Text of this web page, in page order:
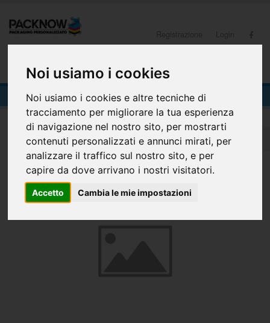
Noi usiamo i cookies
Noi usiamo i cookies e altre tecniche di
tracciamento per migliorare la tua esperienza
di navigazione nel nostro sito, per mostrarti
contenuti personalizzati e annunci mirati, per
analizzare il traffico sul nostro sito, e per
capire da dove arrivano i nostri visitatori.
Accetto Cambia le mie impostazioni
Shopper test
Home Shopper test